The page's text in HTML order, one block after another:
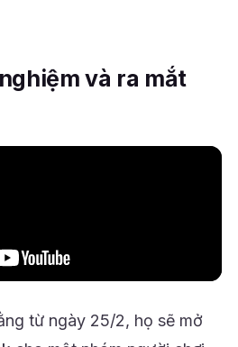
và ra mắt
từ ngày 25/2, họ sẽ mở